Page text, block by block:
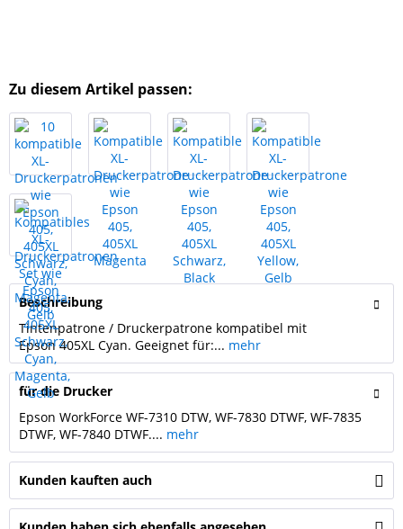
Zu diesem Artikel passen:
Beschreibung
Tintenpatrone / Druckerpatrone kompatibel mit
Epson 405XL Cyan. Geeignet für:... mehr
für die Drucker
Epson WorkForce WF-7310 DTW, WF-7830 DTWF, WF-7835
DTWF, WF-7840 DTWF.... mehr
Kunden kauften auch